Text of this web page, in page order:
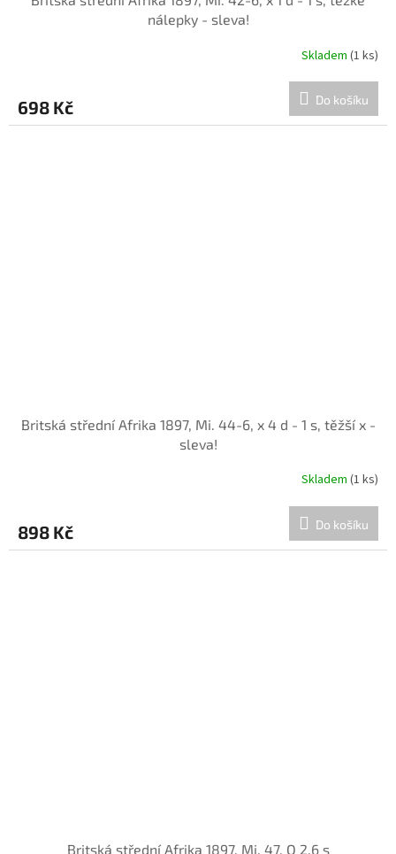
nálepky - sleva!
Skladem (1 ks)
698 Kč Do košíku
Britská střední Afrika 1897, Mi. 44-6, x 4 d - 1 s, těžší x -
sleva!
Skladem (1 ks)
898 Kč Do košíku
Britská střední Afrika 1897, Mi. 47, O 2,6 s